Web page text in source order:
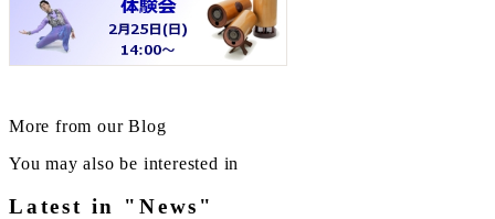
More from our Blog
You may also be interested in
Latest in "News"